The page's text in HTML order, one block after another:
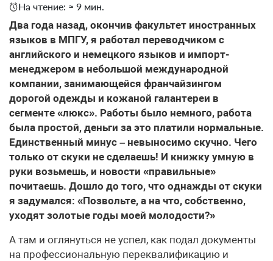
На чтение: ≈ 9 мин.
Два года назад, окончив факультет иностранных
языков в МПГУ, я работал переводчиком с
английского и немецкого языков и импорт-
менеджером в небольшой международной
компании, занимающейся франчайзингом
дорогой одежды и кожаной галантереи в
сегменте «люкс». Работы было немного, работа
была простой, деньги за это платили нормальные.
Единственный минус – невыносимо скучно. Чего
только от скуки не сделаешь! И книжку умную в
руки возьмешь, и новости «правильные»
почитаешь. Дошло до того, что однажды от скуки
я задумался: «Позвольте, а на что, собственно,
уходят золотые годы моей молодости?»
А там и оглянуться не успел, как подал документы
на профессиональную переквалификацию и